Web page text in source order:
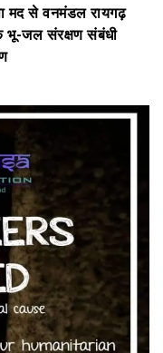
मद से वनमंडल रायगढ़
भू-जल संरक्षण संबंधी